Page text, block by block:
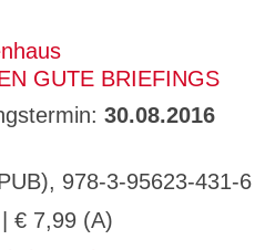
GUTE BRIEFINGS
30.08.2016
978-3-95623-431-6
| € 7,99 (A)